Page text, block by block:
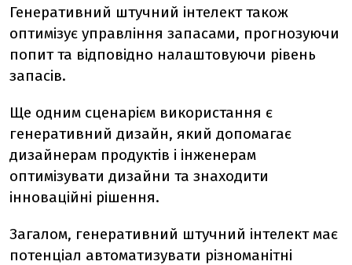
Генеративний штучний інтелект також
оптимізує управління запасами, прогнозуючи
попит та відповідно налаштовуючи рівень
запасів.
Ще одним сценарієм використання є
генеративний дизайн, який допомагає
дизайнерам продуктів і інженерам
оптимізувати дизайни та знаходити
інноваційні рішення.
Загалом, генеративний штучний інтелект має
потенціал автоматизувати різноманітні